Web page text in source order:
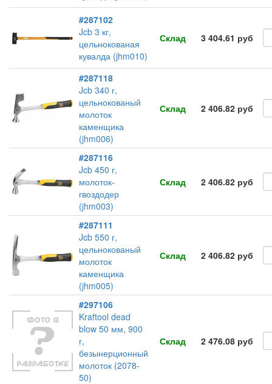
#287102
Jcb 3 кг,
цельнокованая
кувалда (jhm010)
Склад 3 404.61 руб
#287118
Jcb 340 г,
цельнокованый
молоток
каменщика
(jhm006)
Склад 2 406.82 руб
#287116
Jcb 450 г,
молоток-
гвоздодер
(jhm003)
Склад 2 406.82 руб
#287111
Jcb 550 г,
цельнокованый
молоток
каменщика
(jhm005)
Склад 2 406.82 руб
#297106
Kraftool dead
blow 50 мм, 900
г,
безынерционный
молоток (2078-
50)
Склад 2 476.08 руб